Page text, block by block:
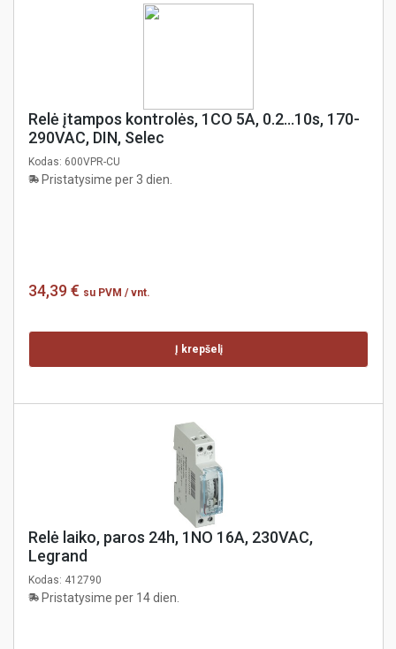
Relė įtampos kontrolės, 1CO 5A, 0.2...10s, 170-
290VAC, DIN, Selec
Kodas: 600VPR-CU
Pristatysime per 3 dien.
34,39 € su PVM / vnt.
Į krepšelį
Relė laiko, paros 24h, 1NO 16A, 230VAC,
Legrand
Kodas: 412790
Pristatysime per 14 dien.